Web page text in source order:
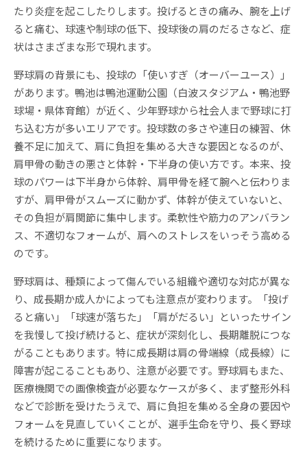
たり炎症を起こしたりします。投げるときの痛み、腕を上げ
ると痛む、球速や制球の低下、投球後の肩のだるさなど、症
状はさまざまな形で現れます。
野球肩の背景にも、投球の「使いすぎ（オーバーユース）」
があります。鴨池は鴨池運動公園（白波スタジアム・鴨池野
球場・県体育館）が近く、少年野球から社会人まで野球に打
ち込む方が多いエリアです。投球数の多さや連日の練習、休
養不足に加えて、肩に負担を集める大きな要因となるのが、
肩甲骨の動きの悪さと体幹・下半身の使い方です。本来、投
球のパワーは下半身から体幹、肩甲骨を経て腕へと伝わりま
すが、肩甲骨がスムーズに動かず、体幹が使えていないと、
その負担が肩関節に集中します。柔軟性や筋力のアンバラン
ス、不適切なフォームが、肩へのストレスをいっそう高める
のです。
野球肩は、種類によって傷んでいる組織や適切な対応が異な
り、成長期か成人かによっても注意点が変わります。「投げ
ると痛い」「球速が落ちた」「肩がだるい」といったサイン
を我慢して投げ続けると、症状が深刻化し、長期離脱につな
がることもあります。特に成長期は肩の骨端線（成長線）に
障害が起こることもあり、注意が必要です。野球肩もまた、
医療機関での画像検査が必要なケースが多く、まず整形外科
などで診断を受けたうえで、肩に負担を集める全身の要因や
フォームを見直していくことが、選手生命を守り、長く野球
を続けるために重要になります。